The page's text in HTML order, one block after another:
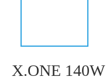
X.ONE